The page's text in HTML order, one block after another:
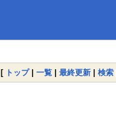
[ トップ| 一覧 | 最終更新 | 検索